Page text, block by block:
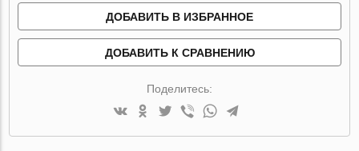
ДОБАВИТЬ В ИЗБРАННОЕ
ДОБАВИТЬ К СРАВНЕНИЮ
Поделитесь: